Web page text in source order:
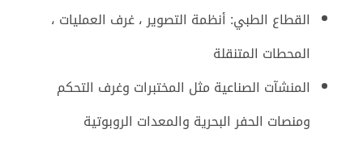
القطاع الطبي: أنظمة التصوير ، غرف العمليات ،
المحطات المتنقلة
المنشآت الصناعية مثل المختبرات وغرف التحكم
ومنصات الحفر البحرية والمعدات الروبوتية